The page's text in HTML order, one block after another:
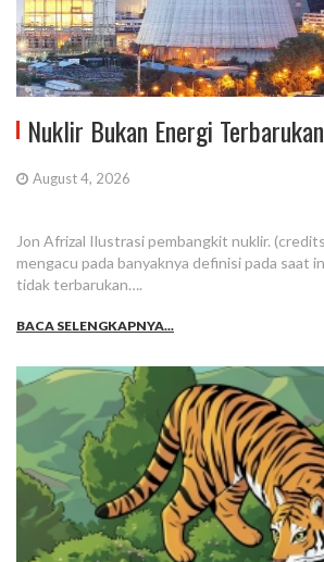
Nuklir Bukan Energi Terbarukan
August 4, 2026
Jon Afrizal Ilustrasi pembangkit nuklir.
mengacu pada banyaknya definisi pada saat
tidak terbarukan….
BACA SELENGKAPNYA...